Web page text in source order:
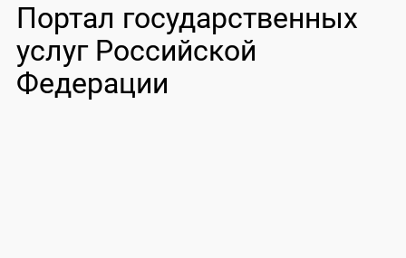
Портал государственных
услуг Российской
Федерации